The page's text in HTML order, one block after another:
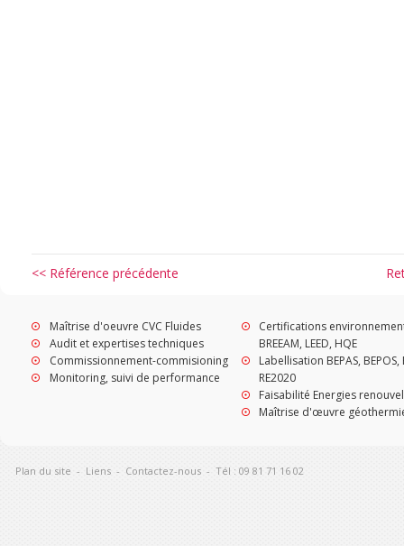
<< Référence précédente
Maîtrise d'oeuvre CVC Fluides
Audit et expertises techniques
Commissionnement-commisioning
Monitoring, suivi de performance
Certifications
BREEAM, LEED, HQE
Labellisation BEPAS, BEPOS,
RE2020
Faisabilité Energies
Maîtrise d'œuvre
Plan du site - Liens - Contactez-nous - Tél : 09 81 71 16 02